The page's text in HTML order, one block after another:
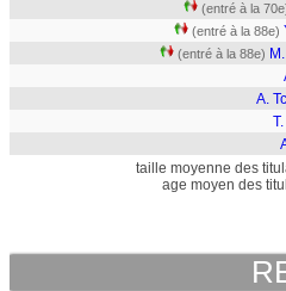
(entré à la
(entré à la 88e)
(entré à la 88e)
A.
taille moyenne des
age moyen des